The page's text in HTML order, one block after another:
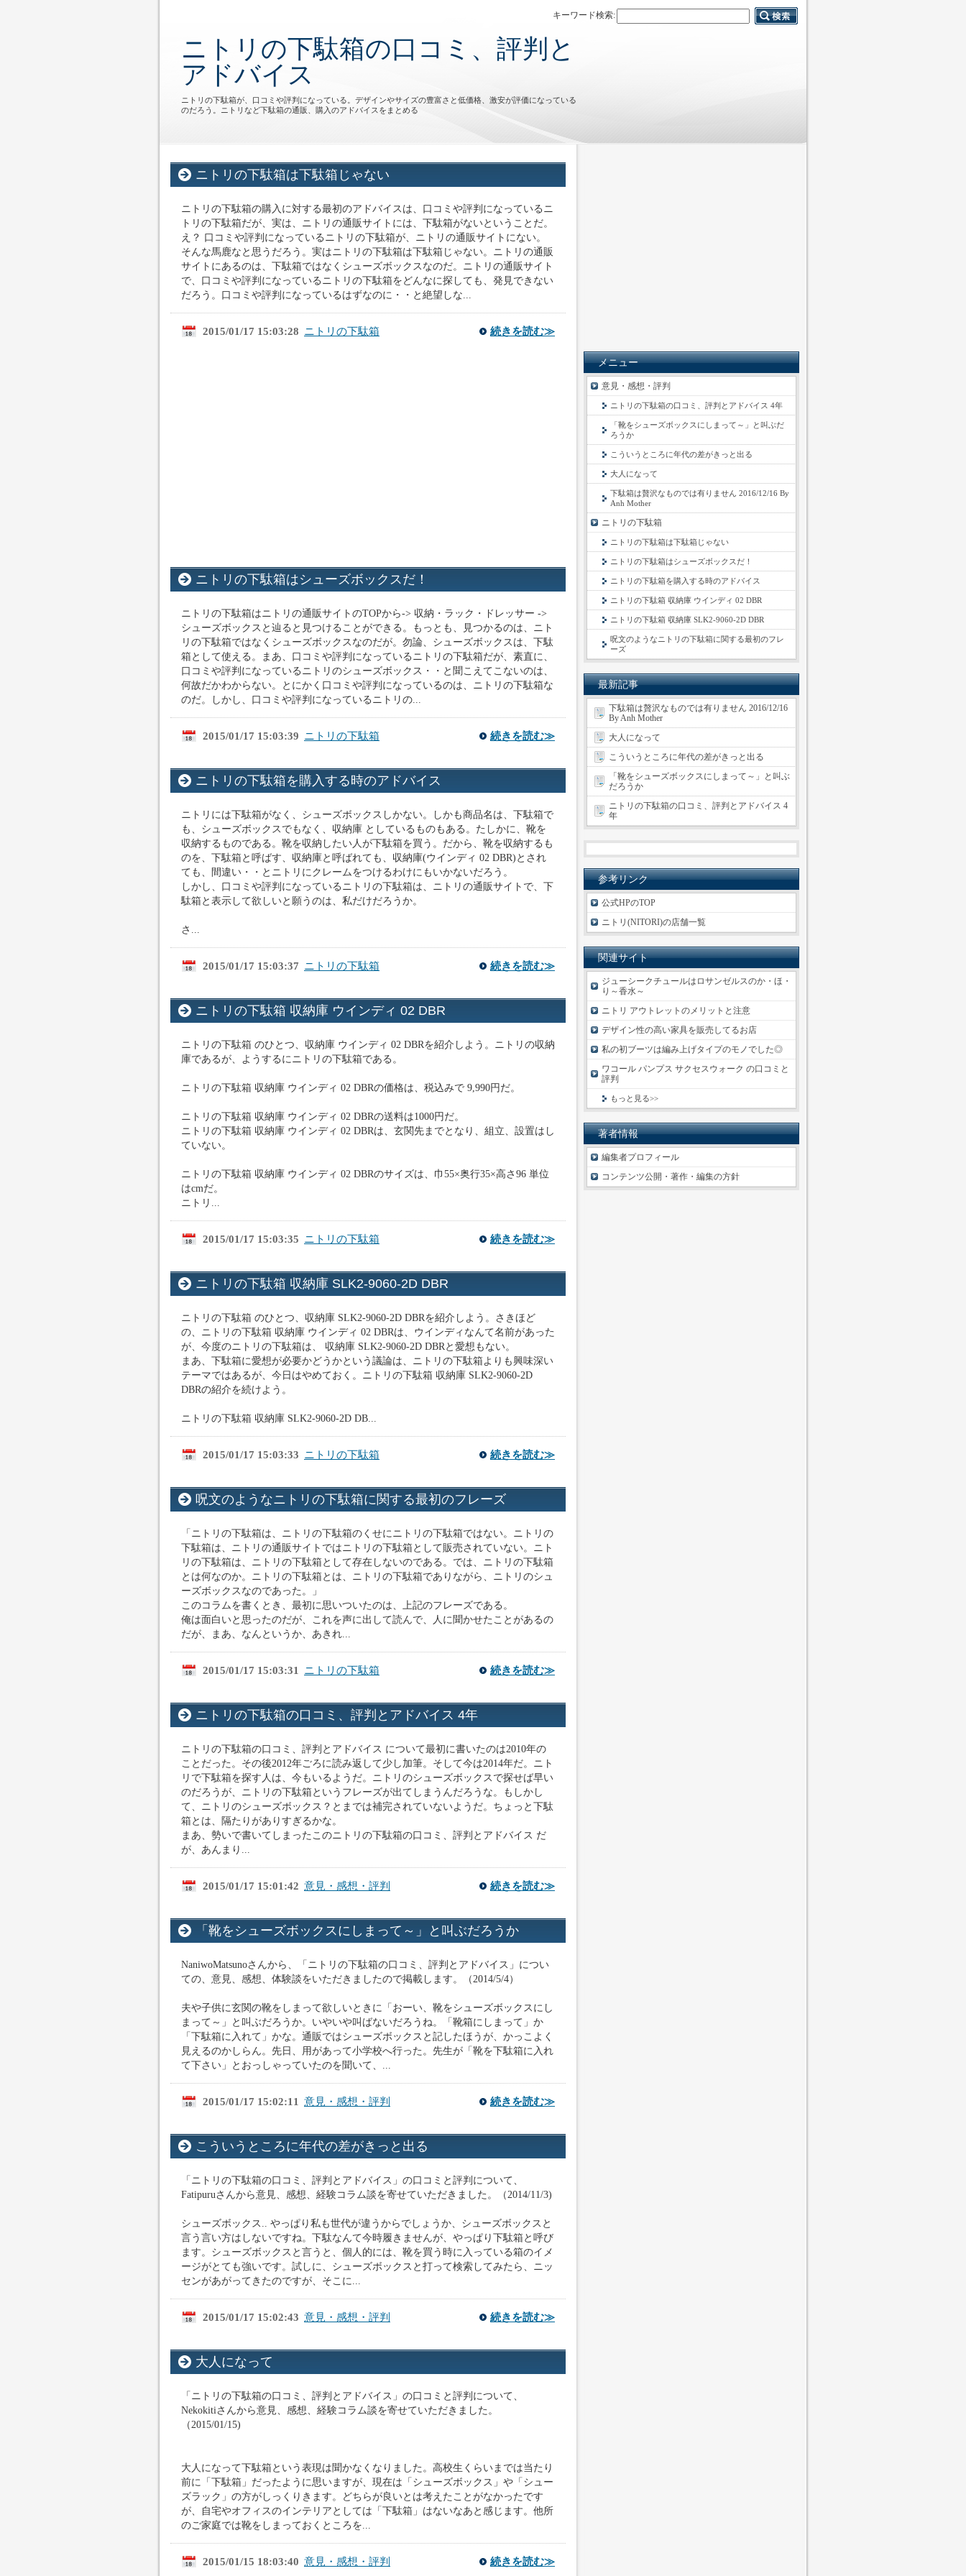
ニトリの下駄箱の口コミ、評判と
アドバイス
ニトリの下駄箱が、口コミや評判になっている。デザインやサイズの豊富さと低価格、激安が評価になっている
のだろう。ニトリなど下駄箱の通販、購入のアドバイスをまとめる
ニトリの下駄箱は下駄箱じゃない
ニトリの下駄箱の購入に対する最初のアドバイスは、口コミや評判になっているニ
トリの下駄箱だが、実は、ニトリの通販サイトには、下駄箱がないということだ。
え？ 口コミや評判になっているニトリの下駄箱が、ニトリの通販サイトにない。
そんな馬鹿なと思うだろう。実はニトリの下駄箱は下駄箱じゃない。ニトリの通販
サイトにあるのは、下駄箱ではなくシューズボックスなのだ。ニトリの通販サイト
で、口コミや評判になっているニトリの下駄箱をどんなに探しても、発見できない
だろう。口コミや評判になっているはずなのに・・と絶望しな...
続きを読む≫
2015/01/17 15:03:28 ニトリの下駄箱
ニトリの下駄箱はシューズボックスだ！
ニトリの下駄箱はニトリの通販サイトのTOPから-> 収納・ラック・ドレッサー ->
シューズボックスと辿ると見つけることができる。もっとも、見つかるのは、ニト
リの下駄箱ではなくシューズボックスなのだが。勿論、シューズボックスは、下駄
箱として使える。まあ、口コミや評判になっているニトリの下駄箱だが、素直に、
口コミや評判になっているニトリのシューズボックス・・と聞こえてこないのは、
何故だかわからない。とにかく口コミや評判になっているのは、ニトリの下駄箱な
のだ。しかし、口コミや評判になっているニトリの...
続きを読む≫
2015/01/17 15:03:39 ニトリの下駄箱
ニトリの下駄箱を購入する時のアドバイス
ニトリには下駄箱がなく、シューズボックスしかない。しかも商品名は、下駄箱で
も、シューズボックスでもなく、収納庫 としているものもある。たしかに、靴を
収納するものである。靴を収納したい人が下駄箱を買う。だから、靴を収納するも
のを、下駄箱と呼ばす、収納庫と呼ばれても、収納庫(ウインディ 02 DBR)とされ
ても、間違い・・とニトリにクレームをつけるわけにもいかないだろう。
しかし、口コミや評判になっているニトリの下駄箱は、ニトリの通販サイトで、下
駄箱と表示して欲しいと願うのは、私だけだろうか。
さ...
続きを読む≫
2015/01/17 15:03:37 ニトリの下駄箱
ニトリの下駄箱 収納庫 ウインディ 02 DBR
ニトリの下駄箱 のひとつ、収納庫 ウインディ 02 DBRを紹介しよう。ニトリの収納
庫であるが、ようするにニトリの下駄箱である。
ニトリの下駄箱 収納庫 ウインディ 02 DBRの価格は、税込みで 9,990円だ。
ニトリの下駄箱 収納庫 ウインディ 02 DBRの送料は1000円だ。
ニトリの下駄箱 収納庫 ウインディ 02 DBRは、玄関先までとなり、組立、設置はし
ていない。
ニトリの下駄箱 収納庫 ウインディ 02 DBRのサイズは、巾55×奥行35×高さ96 単位
はcmだ。
ニトリ...
続きを読む≫
2015/01/17 15:03:35 ニトリの下駄箱
ニトリの下駄箱 収納庫 SLK2-9060-2D DBR
ニトリの下駄箱 のひとつ、収納庫 SLK2-9060-2D DBRを紹介しよう。さきほど
の、ニトリの下駄箱 収納庫 ウインディ 02 DBRは、ウインディなんて名前があった
が、今度のニトリの下駄箱は、 収納庫 SLK2-9060-2D DBRと愛想もない。
まあ、下駄箱に愛想が必要かどうかという議論は、ニトリの下駄箱よりも興味深い
テーマではあるが、今日はやめておく。ニトリの下駄箱 収納庫 SLK2-9060-2D
DBRの紹介を続けよう。
ニトリの下駄箱 収納庫 SLK2-9060-2D DB...
続きを読む≫
2015/01/17 15:03:33 ニトリの下駄箱
呪文のようなニトリの下駄箱に関する最初のフレーズ
「ニトリの下駄箱は、ニトリの下駄箱のくせにニトリの下駄箱ではない。ニトリの
下駄箱は、ニトリの通販サイトではニトリの下駄箱として販売されていない。ニト
リの下駄箱は、ニトリの下駄箱として存在しないのである。では、ニトリの下駄箱
とは何なのか。ニトリの下駄箱とは、ニトリの下駄箱でありながら、ニトリのシュ
ーズボックスなのであった。」
このコラムを書くとき、最初に思いついたのは、上記のフレーズである。
俺は面白いと思ったのだが、これを声に出して読んで、人に聞かせたことがあるの
だが、まあ、なんというか、あきれ...
続きを読む≫
2015/01/17 15:03:31 ニトリの下駄箱
ニトリの下駄箱の口コミ、評判とアドバイス 4年
ニトリの下駄箱の口コミ、評判とアドバイス について最初に書いたのは2010年の
ことだった。その後2012年ごろに読み返して少し加筆。そして今は2014年だ。ニト
リで下駄箱を探す人は、今もいるようだ。ニトリのシューズボックスで探せば早い
のだろうが、ニトリの下駄箱というフレーズが出てしまうんだろうな。もしかし
て、ニトリのシューズボックス？とまでは補完されていないようだ。ちょっと下駄
箱とは、隔たりがありすぎるかな。
まあ、勢いで書いてしまったこのニトリの下駄箱の口コミ、評判とアドバイス だ
が、あんまり...
続きを読む≫
2015/01/17 15:01:42 意見・感想・評判
「靴をシューズボックスにしまって～」と叫ぶだろうか
NaniwoMatsunoさんから、「ニトリの下駄箱の口コミ、評判とアドバイス」につい
ての、意見、感想、体験談をいただきましたので掲載します。（2014/5/4）
夫や子供に玄関の靴をしまって欲しいときに「おーい、靴をシューズボックスにし
まって～」と叫ぶだろうか。いやいや叫ばないだろうね。「靴箱にしまって」か
「下駄箱に入れて」かな。通販ではシューズボックスと記したほうが、かっこよく
見えるのかしらん。先日、用があって小学校へ行った。先生が「靴を下駄箱に入れ
て下さい」とおっしゃっていたのを聞いて、...
続きを読む≫
2015/01/17 15:02:11 意見・感想・評判
こういうところに年代の差がきっと出る
「ニトリの下駄箱の口コミ、評判とアドバイス」の口コミと評判について、
Fatipuruさんから意見、感想、経験コラム談を寄せていただきました。（2014/11/3)
シューズボックス.. やっぱり私も世代が違うからでしょうか、シューズボックスと
言う言い方はしないですね。下駄なんて今時履きませんが、やっぱり下駄箱と呼び
ます。シューズボックスと言うと、個人的には、靴を買う時に入っている箱のイメ
ージがとても強いです。試しに、シューズボックスと打って検索してみたら、ニッ
センがあがってきたのですが、そこに...
続きを読む≫
2015/01/17 15:02:43 意見・感想・評判
大人になって
「ニトリの下駄箱の口コミ、評判とアドバイス」の口コミと評判について、
Nekokitiさんから意見、感想、経験コラム談を寄せていただきました。
（2015/01/15)
大人になって下駄箱という表現は聞かなくなりました。高校生くらいまでは当たり
前に「下駄箱」だったように思いますが、現在は「シューズボックス」や「シュー
ズラック」の方がしっくりきます。どちらが良いとは考えたことがなかったです
が、自宅やオフィスのインテリアとしては「下駄箱」はないなあと感じます。他所
のご家庭では靴をしまっておくところを...
続きを読む≫
2015/01/15 18:03:40 意見・感想・評判
メニュー
意見・感想・評判
ニトリの下駄箱の口コミ、評判とアドバイス 4年
「靴をシューズボックスにしまって～」と叫ぶだ
ろうか
こういうところに年代の差がきっと出る
大人になって
下駄箱は贅沢なものでは有りません 2016/12/16 By
Anh Mother
ニトリの下駄箱
ニトリの下駄箱は下駄箱じゃない
ニトリの下駄箱はシューズボックスだ！
ニトリの下駄箱を購入する時のアドバイス
ニトリの下駄箱 収納庫 ウインディ 02 DBR
ニトリの下駄箱 収納庫 SLK2-9060-2D DBR
呪文のようなニトリの下駄箱に関する最初のフレ
ーズ
最新記事
下駄箱は贅沢なものでは有りません 2016/12/16
By Anh Mother
大人になって
こういうところに年代の差がきっと出る
「靴をシューズボックスにしまって～」と叫ぶ
だろうか
ニトリの下駄箱の口コミ、評判とアドバイス 4
年
参考リンク
公式HPのTOP
ニトリ(NITORI)の店舗一覧
関連サイト
ジューシークチュールはロサンゼルスのか・ほ・
り～香水～
ニトリ アウトレットのメリットと注意
デザイン性の高い家具を販売してるお店
私の初ブーツは編み上げタイプのモノでした◎
ワコール パンプス サクセスウォーク の口コミと
評判
もっと見る>>
著者情報
編集者プロフィール
コンテンツ公開・著作・編集の方針
キーワード検索: